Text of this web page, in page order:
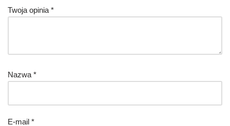
Twoja opinia *
Nazwa *
E-mail *